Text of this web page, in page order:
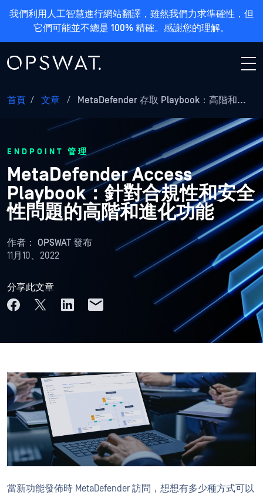
我們利用人工智慧進行網站翻譯，雖然我們力求準確性，但
它們可能並不總是 100% 精確。感謝您的理解。
首頁 / 文章 / MetaDefender 存取 Playbook：高階和...
ENDPOINT 管理
MetaDefender Access
Playbook：針對合規性和安全
性問題的高階和進化功能
作者： OPSWAT 發布
11月10、2022
分享此文章
當新功能發佈時 MetaDefender 訪問，想想有多少種方式可以